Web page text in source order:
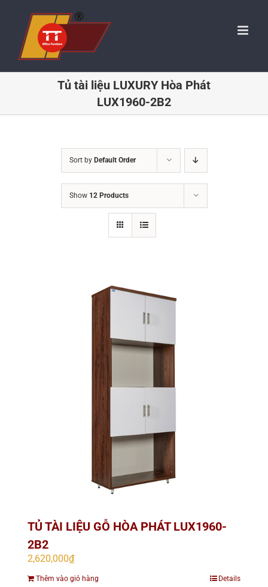
content
Tủ tài liệu LUXURY Hòa Phát
LUX1960-2B2
Sort by Default Order
Show 12 Products
TỦ TÀI LIỆU GỖ HÒA PHÁT LUX1960-
2B2
2,620,000₫
Thêm vào giỏ hàng Details